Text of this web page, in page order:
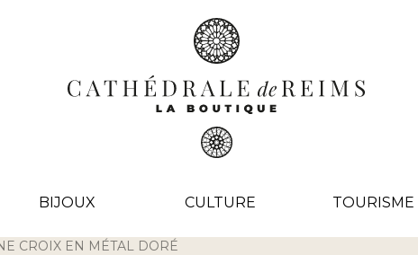
CROIX EN MÉTAL DORÉ
BIJOUX CULTURE TOURISME